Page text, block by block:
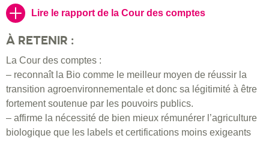
Lire le rapport de la Cour des comptes
À RETENIR :
La Cour des comptes :
– reconnaît la Bio comme le meilleur moyen de réussir la
transition agroenvironnementale et donc sa légitimité à être
fortement soutenue par les pouvoirs publics.
– affirme la nécessité de bien mieux rémunérer l’agriculture
biologique que les labels et certifications moins exigeants